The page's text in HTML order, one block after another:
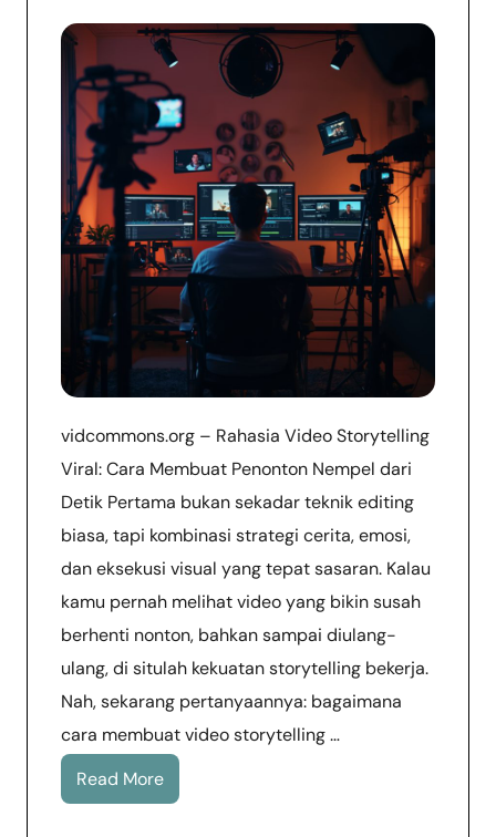
vidcommons.org – Rahasia Video Storytelling
Viral: Cara Membuat Penonton Nempel dari
Detik Pertama bukan sekadar teknik editing
biasa, tapi kombinasi strategi cerita, emosi,
dan eksekusi visual yang tepat sasaran. Kalau
kamu pernah melihat video yang bikin susah
berhenti nonton, bahkan sampai diulang-
ulang, di situlah kekuatan storytelling bekerja.
Nah, sekarang pertanyaannya: bagaimana
cara membuat video storytelling …
Read More